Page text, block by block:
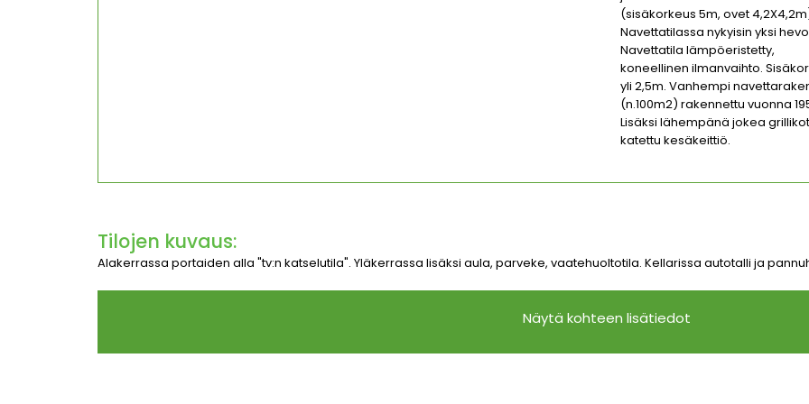
(sisäkorkeus 5m, ovet
Navettatilassa nykyisin yksi
Navettatila lämpöeristetty,
koneellinen ilmanvaihto.
yli 2,5m. Vanhempi
(n.100m2) rakennettu vuonna
Lisäksi lähempänä jokea
katettu kesäkeittiö.
Tilojen kuvaus:
Alakerrassa portaiden alla "tv:n katselutila". Yläkerrassa lisäksi aula, parveke, vaatehuoltotila. Kellarissa autotalli ja
Näytä kohteen lisätiedot